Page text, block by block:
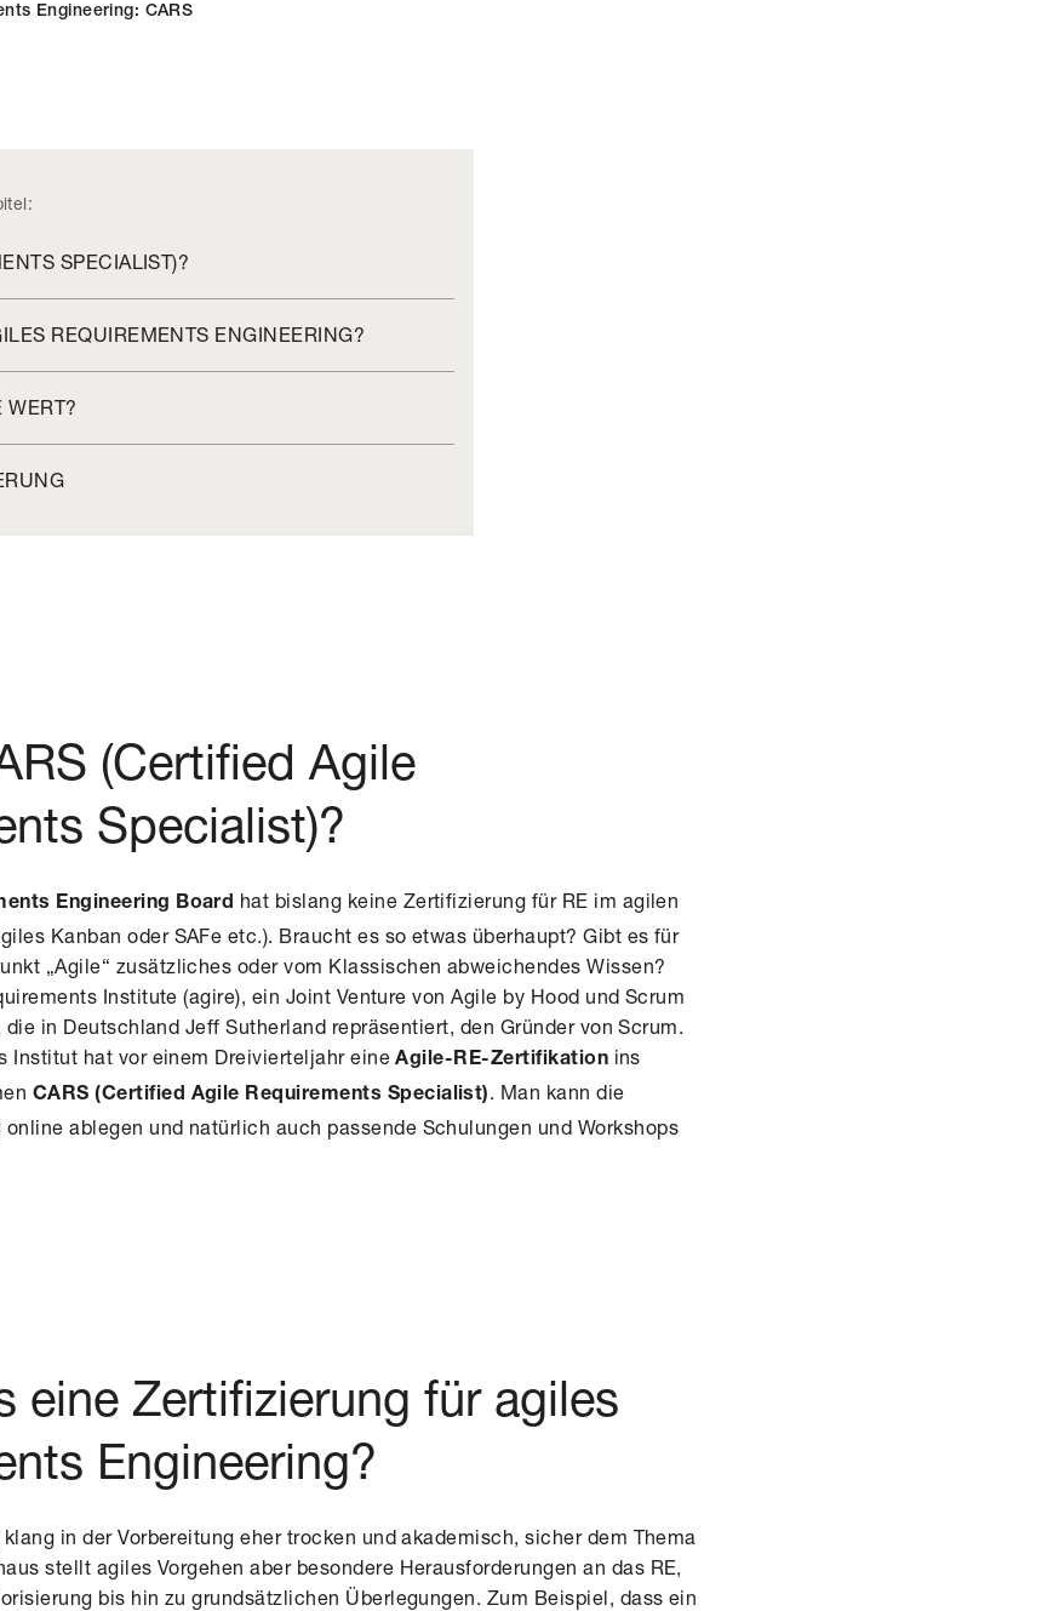
Engineering: CARS
SPECIALIST)?
REQUIREMENTS ENGINEERING?
WERT?
(Certified Agile
Specialist)?
Engineering Board hat bislang keine Zertifizierung für RE im agilen
Kanban oder SAFe etc.). Braucht es so etwas überhaupt? Gibt es für
„Agile“ zusätzliches oder vom Klassischen abweichendes Wissen?
Institute (agire), ein Joint Venture von Agile by Hood und Scrum
in Deutschland Jeff Sutherland repräsentiert, den Gründer von Scrum.
Institut hat vor einem Dreivierteljahr eine Agile-RE-Zertifikation ins
CARS (Certified Agile Requirements Specialist). Man kann die
ablegen und natürlich auch passende Schulungen und Workshops
eine Zertifizierung für agiles
Engineering?
in der Vorbereitung eher trocken und akademisch, sicher dem Thema
stellt agiles Vorgehen aber besondere Herausforderungen an das RE,
bis hin zu grundsätzlichen Überlegungen. Zum Beispiel, dass ein